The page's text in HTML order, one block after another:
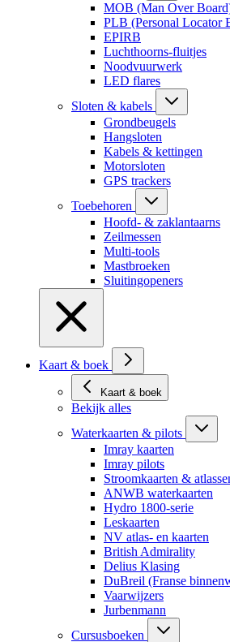
MOB (Man Over
PLB (Personal Locator
EPIRB
Luchthoorns-fluitjes
Noodvuurwerk
LED flares
Sloten & kabels
Grondbeugels
Hangsloten
Kabels & kettingen
Motorsloten
GPS trackers
Toebehoren
Hoofd- & zaklantaarns
Zeilmessen
Multi-tools
Mastbroeken
Sluitingopeners
Kaart & boek
Kaart & boek
Bekijk alles
Waterkaarten & pilots
Imray kaarten
Imray pilots
Stroomkaarten &
ANWB waterkaarten
Hydro 1800-serie
Leskaarten
NV atlas- en kaarten
British Admirality
Delius Klasing
DuBreil (Franse
Vaarwijzers
Jurbenmann
Cursusboeken